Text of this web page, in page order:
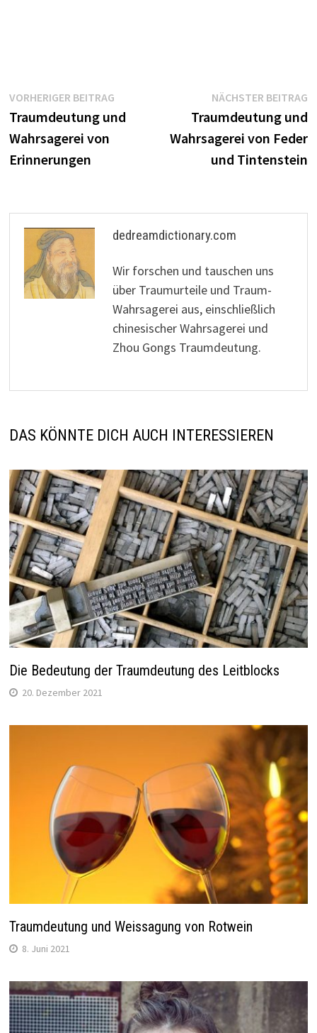
Beitragsnavigation
VORHERIGER BEITRAGVorheriger
Beitrag:
Traumdeutung und
Wahrsagerei von
Erinnerungen
NÄCHSTER BEITRAG
Traumdeutung und
Wahrsagerei von Feder
und Tintenstein
dedreamdictionary.com
Wir forschen und tauschen uns
über Traumurteile und Traum-
Wahrsagerei aus, einschließlich
chinesischer Wahrsagerei und
Zhou Gongs Traumdeutung.
DAS KÖNNTE DICH AUCH INTERESSIEREN
Die Bedeutung der Traumdeutung des Leitblocks
20. Dezember 2021
Traumdeutung und Weissagung von Rotwein
8. Juni 2021